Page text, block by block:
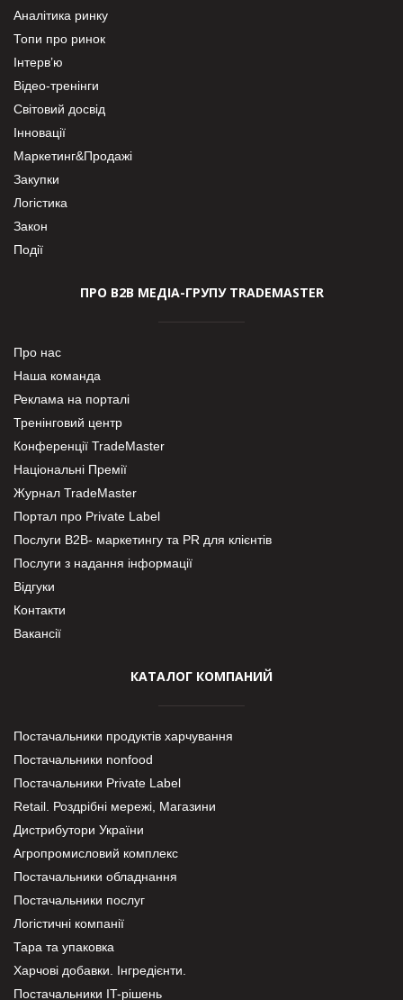
Аналітика ринку
Топи про ринок
Інтерв’ю
Відео-тренінги
Світовий досвід
Інновації
Маркетинг&Продажі
Закупки
Логістика
Закон
Події
ПРО В2В МЕДІА-ГРУПУ TRADEMASTER
Про нас
Наша команда
Реклама на порталі
Тренінговий центр
Конференції TradeMaster
Національні Премії
Журнал TradeMaster
Портал про Private Label
Послуги В2В- маркетингу та PR для клієнтів
Послуги з надання інформації
Відгуки
Контакти
Вакансії
КАТАЛОГ КОМПАНИЙ
Постачальники продуктів харчування
Постачальники nonfood
Постачальники Private Label
Retail. Роздрібні мережі, Магазини
Дистрибутори України
Агропромисловий комплекс
Постачальники обладнання
Постачальники послуг
Логістичні компанії
Тара та упаковка
Харчові добавки. Інгредієнти.
Постачальники IT-рішень